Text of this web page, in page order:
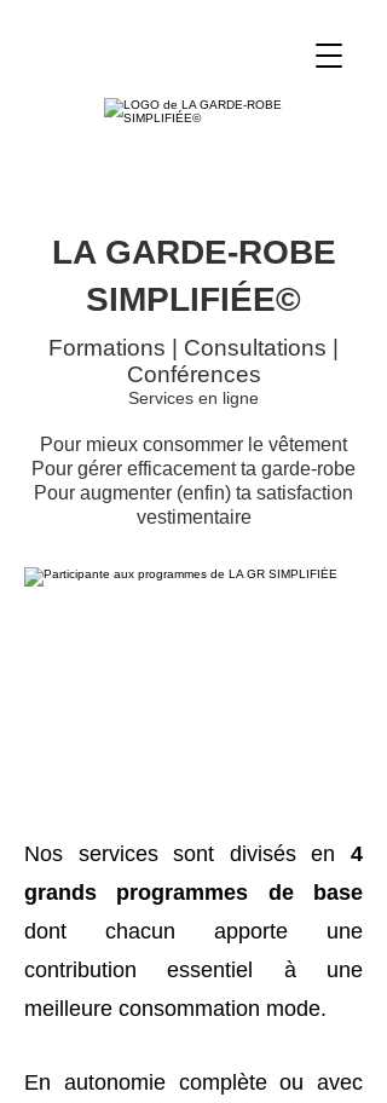
LA GARDE-ROBE
SIMPLIFIÉE©
Formations | Consultations |
Conférences
Services en ligne
Pour mieux consommer le vêtement
Pour gérer efficacement ta garde-robe
Pour augmenter (enfin) ta satisfaction
vestimentaire
Nos services sont divisés en 4
grands programmes de base
dont chacun apporte une
contribution essentiel à une
meilleure consommation mode.
En autonomie complète ou avec